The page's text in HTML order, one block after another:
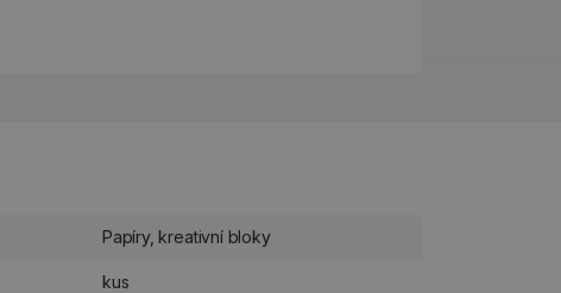
Papíry, kreativní bloky
kus